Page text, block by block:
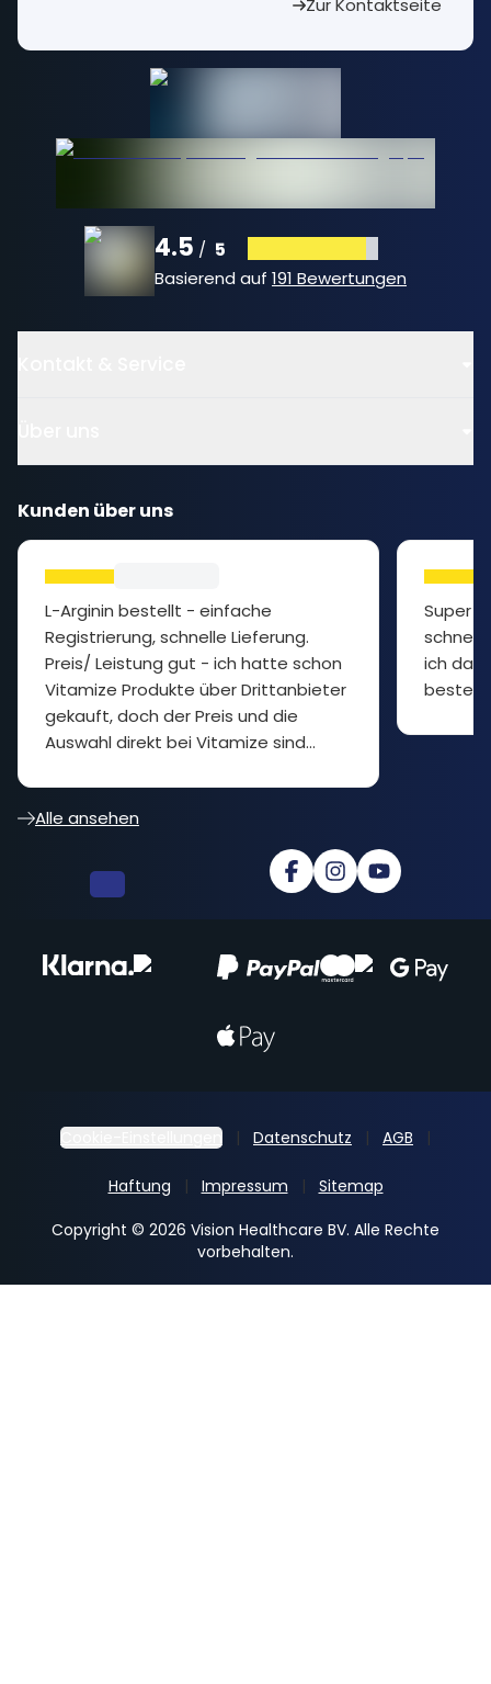
Zur Kontaktseite
4.5 / 5
Basierend auf 191 Bewertungen
Kunden über uns
L-Arginin bestellt - einfache
Registrierung, schnelle Lieferung.
Preis/ Leistung gut - ich hatte schon
Vitamize Produkte über Drittanbieter
gekauft, doch der Preis und die
Auswahl direkt bei Vitamize sind
Super
ich das
Alle ansehen
Cookie-Einstellungen Datenschutz AGB
Haftung Impressum
Sitemap
Copyright © 2026 Vision Healthcare BV. Alle Rechte
vorbehalten.